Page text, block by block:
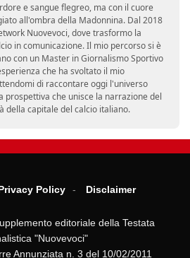
e sangue flegreo, ma con il cuore
all'ombra della Madonnina. Dal 2018
Nuovevoci, dove trasformo la
in comunicazione. Il mio percorso si è
con un Master in Giornalismo Sportivo
che ha svoltato il mio
di raccontare oggi l'universo
prospettiva che unisce la narrazione del
della capitale del calcio italiano.
Policy Disclaimer
editoriale della Testata
"Nuovevoci"
Annunziata n. 3 del 10/02/2011